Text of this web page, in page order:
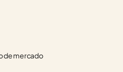
de mercado